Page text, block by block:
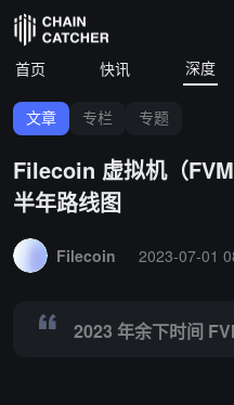
首页 快讯 深度
文章 专栏 专题
Filecoin 虚拟机（
半年路线图
Filecoin
2023-07-01
2023 年余下时间